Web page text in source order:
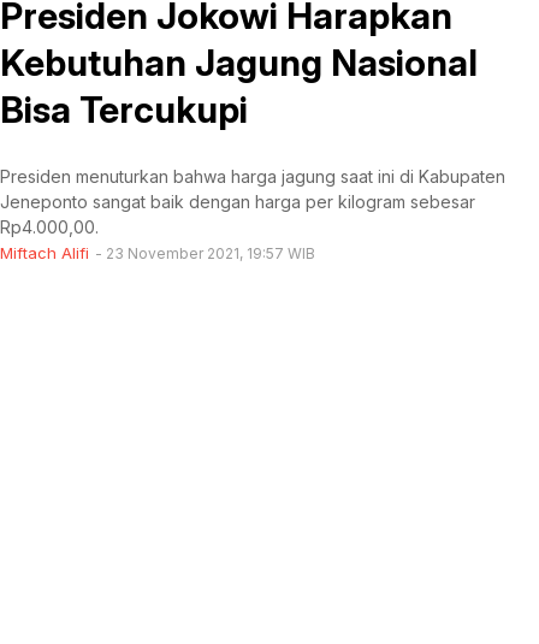
Presiden Jokowi Harapkan
Kebutuhan Jagung Nasional
Bisa Tercukupi
Presiden menuturkan bahwa harga jagung saat ini di Kabupaten
Jeneponto sangat baik dengan harga per kilogram sebesar
Rp4.000,00.
Miftach Alifi 23 November 2021, 19:57 WIB